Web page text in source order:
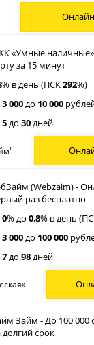
«Умные
за 15 минут
% в день (ПСК292%)
3 000до 10 000
5до30дней
(Webzaim) -
раз бесплатно
0% до0,8% в день
3 000до 100 000
7до98дней
Займ - До 100 000
долгий срок